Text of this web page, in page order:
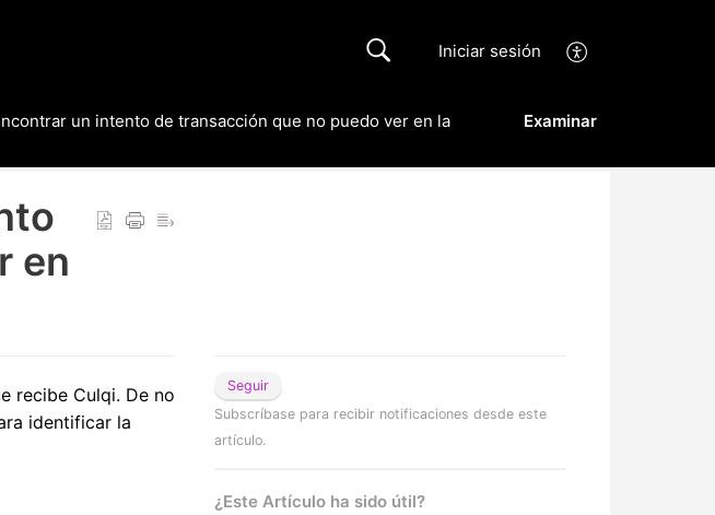
Iniciar sesión
un intento de transacción que no puedo ver en la
Examinar
en
recibe Culqi. De no
identificar la
Seguir
Subscríbase para recibir notificaciones desde este
artículo.
¿Este Artículo ha sido útil?